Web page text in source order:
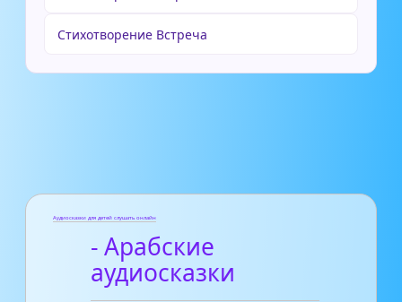
Стихотворение Встреча
Аудиосказки для детей слушать онлайн
- Арабские
аудиосказки